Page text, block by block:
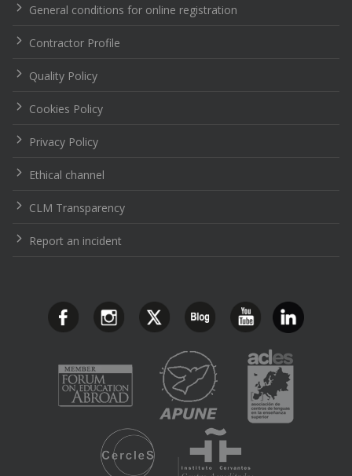
General conditions for online registration
Contractor Profile
Quality Policy
Cookies Policy
Privacy Policy
Ethical channel
CLM Transparency
Report an incident